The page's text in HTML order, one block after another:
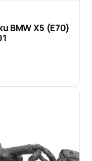
BMW X5 (E70)